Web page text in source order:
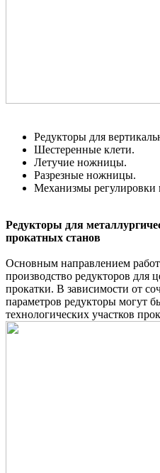
Редукторы для
Шестеренные клети.
Летучие ножницы.
Разрезные ножницы.
Механизмы регулировки
Редукторы для
прокатных станов
Основным направлением
производство редукторов для
прокатки. В зависимости от
параметров редукторы могут
технологических участков